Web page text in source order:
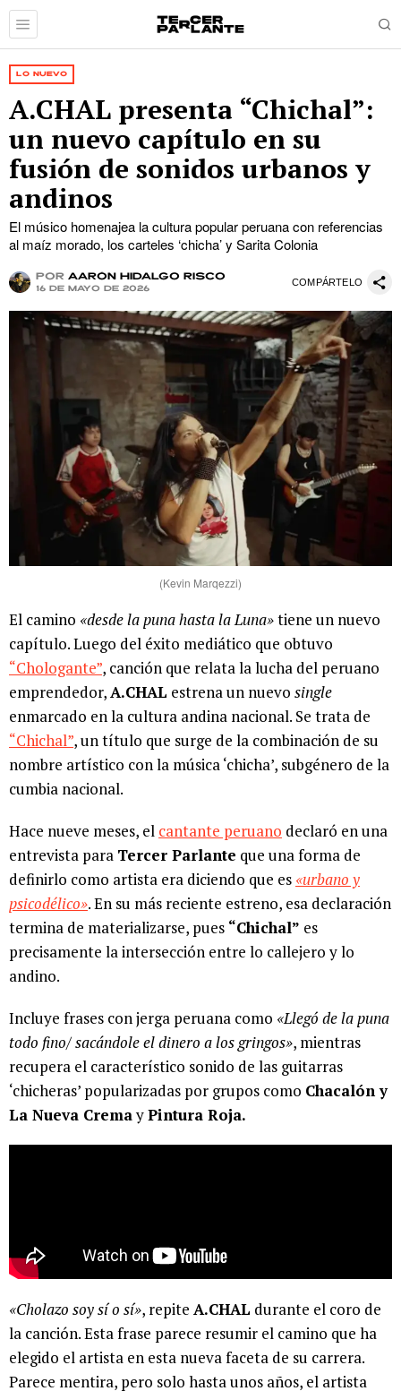
LO NUEVO
A.CHAL presenta “Chichal”:
un nuevo capítulo en su
fusión de sonidos urbanos y
andinos
El músico homenajea la cultura popular peruana con referencias
al maíz morado, los carteles ‘chicha’ y Sarita Colonia
por Aarón Hidalgo Risco
16 de mayo de 2026
COMPÁRTELO
(Kevin Marqezzi)
El camino «desde la puna hasta la Luna»tiene un nuevo
capítulo. Luego del éxito mediático que obtuvo
“Chologante”, canción que relata la lucha del peruano
emprendedor,A.CHAL estrena un nuevo single
enmarcado en la cultura andina nacional. Se trata de
“Chichal”, un título que surge de la combinación de su
nombre artístico con la música ‘chicha’, subgénero de la
cumbia nacional.
Hace nueve meses, el cantante peruano declaró en una
entrevista para Tercer Parlante que una forma de
definirlo como artista era diciendo que es «urbano y
psicodélico». En su más reciente estreno, esa declaración
termina de materializarse, pues “Chichal” es
precisamente la intersección entre lo callejero y lo
andino.
Incluye frases con jerga peruana como «Llegó de la puna
todo fino/ sacándole el dinero a los gringos», mientras
recupera el característico sonido de las guitarras
‘chicheras’ popularizadas por grupos como Chacalón y
La Nueva CremayPintura Roja.
«Cholazo soy sí o sí», repite A.CHAL durante el coro de
la canción. Esta frase parece resumir el camino que ha
elegido el artista en esta nueva faceta de su carrera.
Parece mentira, pero solo hasta unos años, el artista